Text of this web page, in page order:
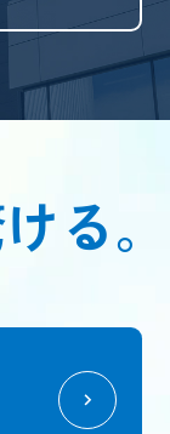
る｡